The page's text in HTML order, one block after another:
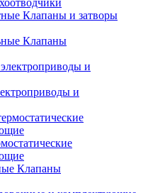
Клапаны и затворы
Клапаны
и
Клапаны